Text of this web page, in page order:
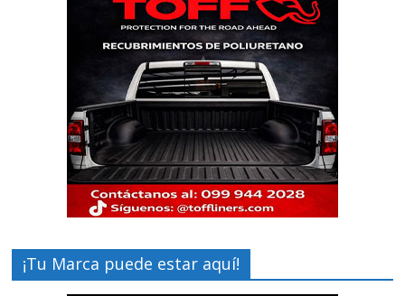
¡Tu Marca puede estar aquí!